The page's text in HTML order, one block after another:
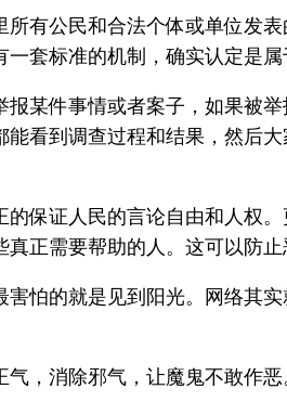
所有公民和合法个体或单位发
一套标准的机制，确实认定是属
报某件事情或者案子，如果被
能看到调查过程和结果，然后
的保证人民的言论自由和人权
真正需要帮助的人。这可以防
害怕的就是见到阳光。网络其
气，消除邪气，让魔鬼不敢作